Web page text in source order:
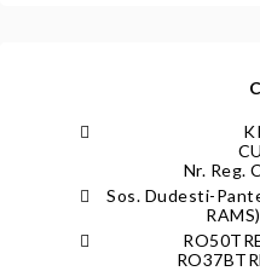
Nr. Reg.
Sos. Dudesti-